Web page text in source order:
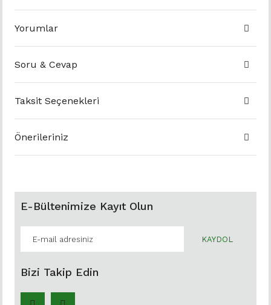
Yorumlar
Soru & Cevap
Taksit Seçenekleri
Önerileriniz
E-Bültenimize Kayıt Olun
KAYDOL
Bizi Takip Edin